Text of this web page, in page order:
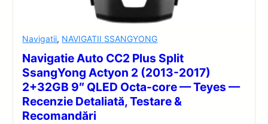
Navigatii, NAVIGATII SSANGYONG
Navigatie Auto CC2 Plus Split
SsangYong Actyon 2 (2013-2017)
2+32GB 9″ QLED Octa-core — Teyes —
Recenzie Detaliată, Testare &
Recomandări